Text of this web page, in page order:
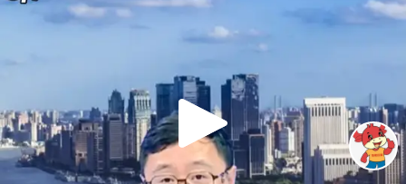
Play
Video